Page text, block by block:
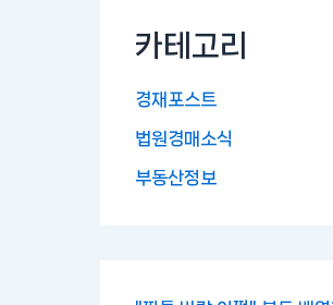
카테고리
경재포스트
법원경매소식
부동산정보